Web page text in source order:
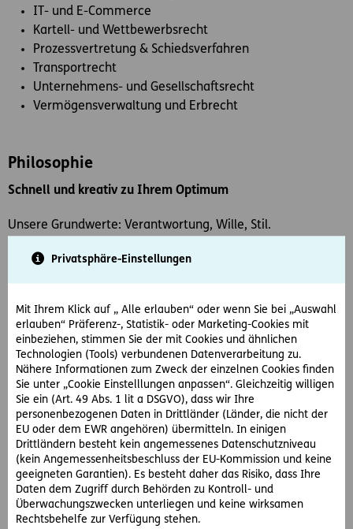
Privatsphäre-Einstellungen
Mit Ihrem Klick auf „ Alle erlauben“ oder wenn Sie bei „Auswahl
erlauben“ Präferenz-, Statistik- oder Marketing-Cookies mit
einbeziehen, stimmen Sie der mit Cookies und ähnlichen
Technologien (Tools) verbundenen Datenverarbeitung zu.
Nähere Informationen zum Zweck der einzelnen Cookies finden
Sie unter „Cookie Einstelllungen anpassen“. Gleichzeitig willigen
Sie ein (Art. 49 Abs. 1 lit a DSGVO), dass wir Ihre
personenbezogenen Daten in Drittländer (Länder, die nicht der
EU oder dem EWR angehören) übermitteln. In einigen
Drittländern besteht kein angemessenes Datenschutzniveau
(kein Angemessenheitsbeschluss der EU-Kommission und keine
geeigneten Garantien). Es besteht daher das Risiko, dass Ihre
Daten dem Zugriff durch Behörden zu Kontroll- und
Überwachungszwecken unterliegen und keine wirksamen
Rechtsbehelfe zur Verfügung stehen.
IT- und E-Commerce
Kartell- und Wettbewerbsrecht
Prozessvertretung & Schiedsverfahren
Transportrecht
Unternehmens- und Gesellschaftsrecht
Vermögensverwaltung und Erbrecht
Philosophie
Schnell und kreativ zu Ihrem Optimum
Unsere Grundwerte: Verantwortung, Wille, Stil.
Seit 1955 beraten und vertreten wir unsere Mandant:innen.
perfekte Mischung aus cleveren Köpfen und engagierten
Teamplayern.
Unkompliziert. Anfassbar. Auf Augenhöhe. Berater, Partner
und Team in Personalunion.
Unser Selbstverständnis: Verlässlich. Fair. Kompetent.
Konstruktiv.
Ein Ziel: Mehr für Sie erreichen.
Was Kundenservice für uns bedeutet
Unsere Anwält:innen bieten Ihnen rasche, zielorientierte
Lösungen, persönliche Betreuung, nationales und